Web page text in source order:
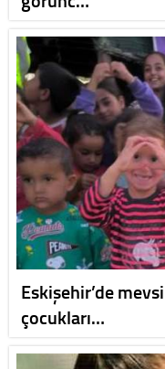
Eskişehir’de
çocukları…